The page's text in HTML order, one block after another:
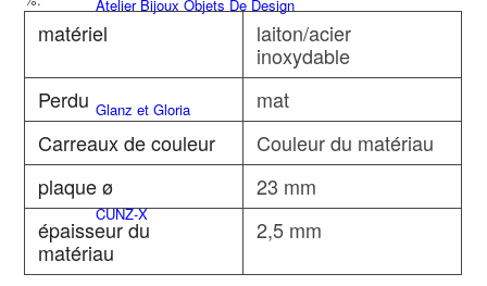
Atelier Bijoux Objets De Design
Glanz et Gloria
CUNZ-X
matériel
laiton/acier
inoxydable
Perdu
mat
Carreaux de couleur
Couleur du matériau
plaque ø
23 mm
épaisseur du
matériau
2,5 mm